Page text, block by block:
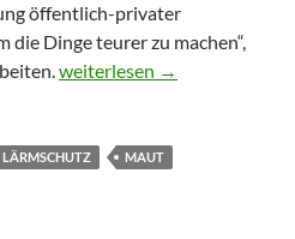
öffentlich-privater
die Dinge teurer zu machen“,
Das Geld für Brücken und
weiterlesen →
LÄRMSCHUTZ
MAUT